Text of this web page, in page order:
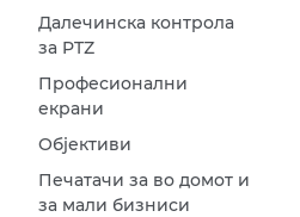
Далечинска контрола
за PTZ
Професионални
екрани
Објективи
Печатачи за во домот и
за мали бизниси